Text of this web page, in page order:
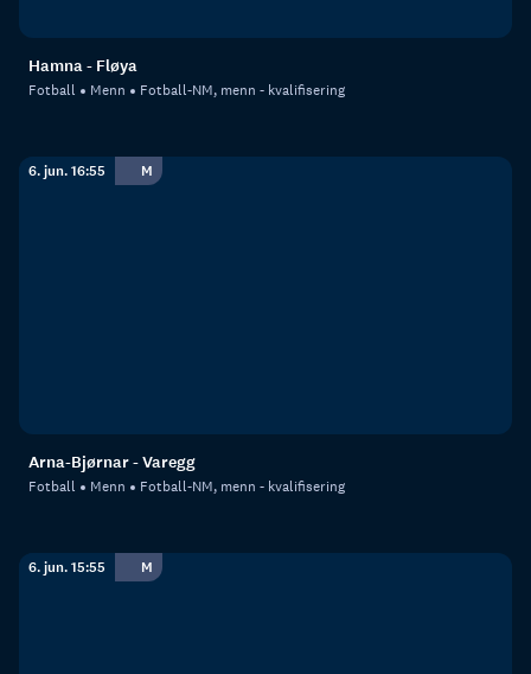
Hamna - Fløya
Fotball Menn Fotball-NM, menn - kvalifisering
6. jun. 16:55 M
Arna-Bjørnar - Varegg
Fotball Menn Fotball-NM, menn - kvalifisering
6. jun. 15:55 M